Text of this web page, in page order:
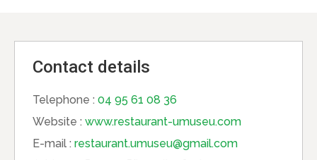
Contact details
Telephone : 04 95 61 08 36
Website : www.restaurant-umuseu.com
E-mail : restaurant.umuseu@gmail.com